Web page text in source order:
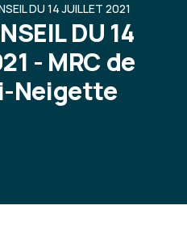
DU 14 JUILLET 2021
DU 14
- MRC de
Neigette